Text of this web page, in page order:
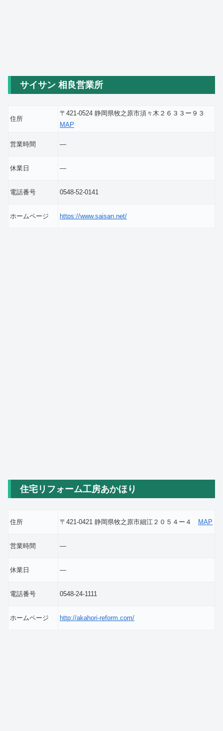
サイサン 相良営業所
住所
〒421-0524 静岡県牧之原市須々木２６３３ー９３
MAP
営業時間 ―
休業日 ―
電話番号 0548-52-0141
ホームページ https://www.saisan.net/
住宅リフォーム工房あかほり
住所 〒421-0421 静岡県牧之原市細江２０５４ー４ MAP
営業時間 ―
休業日 ―
電話番号 0548-24-1111
ホームページ http://akahori-reform.com/